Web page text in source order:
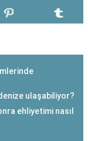
ulaşabiliyor?
ehliyetimi nasıl